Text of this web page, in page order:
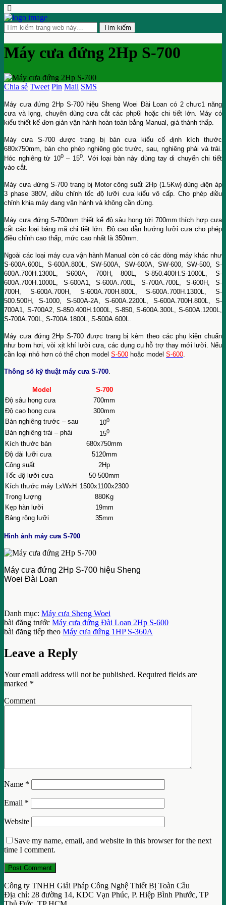
Máy cưa đứng 2Hp S-700
Chia sẻ Tweet Pin Mail SMS
Máy cưa đứng 2Hp S-700 hiệu Sheng Woei Đài Loan có 2 chưc1 năng
cưa và lọng, chuyên dùng cưa cắt các php6i hoặc chi tiết lớn. Máy có
kiểu thiết kế đơn giản vận hành hoàn toàn bằng Manual, giá thành thấp.
Máy cưa S-700 được trang bị bàn cưa kiểu cố định kích thước
680x750mm, bàn cho phép nghiêng góc trước, sau, nghiêng phải và trái.
Hóc nghiêng từ 100– 150. Với loại bàn này dùng tay di chuyển chi tiết
vào cắt.
Máy cưa đứng S-700 trang bị Motor công suất 2Hp (1.5Kw) dùng điện áp
3 phase 380V, điều chỉnh tốc độ lưỡi cưa kiểu vô cấp. Cho phép điều
chỉnh khia máy đang vận hành và không cần dừng.
Máy cưa đứng S-700mm thiết kế độ sâu họng tới 700mm thích hợp cưa
cắt các loại bảng mã chi tiết lớn. Độ cao dẫn hướng lưỡi cưa cho phép
điều chỉnh cao thấp, mức cao nhất là 350mm.
Ngoài các loại máy cưa vận hành Manual còn có các dòng máy khác như
S-600A.600L, S-600A.800L, SW-500A, SW-600A, SW-600, SW-500, S-
600A.700H.1300L, S600A, 700H, 800L, S-850.400H.S-1000L, S-
600A.700H.1000L, S-600A1, S-600A.700L, S-700A.700L, S-600H, S-
700H, S-600A.700H, S-600A.700H.800L, S-600A.700H.1300L, S-
500.500H, S-1000, S-500A-2A, S-600A.2200L, S-600A.700H.800L, S-
700A1, S-700A2, S-850.400H.1000L, S-850, S-600A.300L, S-600A.1200L,
S-700A.700L, S-700A.1800L, S-500A.600L.
Máy cưa đứng 2Hp S-700 được trang bị kèm theo các phụ kiện chuẩn
như bơm hơi, vòi xịt khí lưỡi cưa, các dụng cụ hỗ trợ thay mới lưỡi. Nếu
cần loại nhỏ hơn có thể chọn model S-500 hoặc model S-600.
Thông số kỹ thuật máy cưa S-700.
Model
S-700
Độ sâu họng cưa
700mm
Độ cao họng cưa
300mm
Bàn nghiêng trước – sau
100
Bàn nghiêng trái – phải 150
Kích thước bàn
680x750mm
Độ dài lưỡi cưa
5120mm
Công suất
2Hp
Tốc độ lưỡi cưa
50-500mm
Kích thước máy LxWxH 1500x1100x2300
Trọng lượng
880Kg
Kẹp hàn lưỡi
19mm
Bảng rộng lưỡi
35mm
Hình ảnh máy cưa S-700
Máy cưa đứng 2Hp S-700 hiệu Sheng
Woei Đài Loan
Danh mục: Máy cưa Sheng Woei
bài đăng trước Máy cưa đứng Đài Loan 2Hp S-600
bài đăng tiếp theo Máy cưa đứng 1HP S-360A
Leave a Reply
Your email address will not be published. Required fields are
marked *
Comment
Name *
Email *
Website
Save my name, email, and website in this browser for the next
time I comment.
Công ty TNHH Giải Pháp Công Nghệ Thiết Bị Toàn Cầu
Địa chỉ: 28 đường 14, KDC Vạn Phúc, P. Hiệp Bình Phước, TP